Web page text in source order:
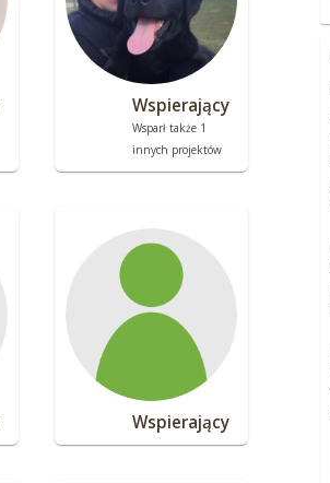
Wspierający
Wsparł także 1
innych projektów
Wspierający